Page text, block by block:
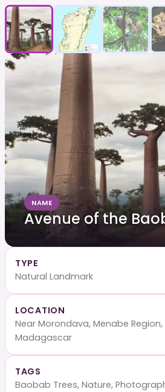
NAME
Avenue of the
TYPE
Natural Landmark
LOCATION
Near Morondava, Menabe
Madagascar
TAGS
Baobab Trees, Nature,